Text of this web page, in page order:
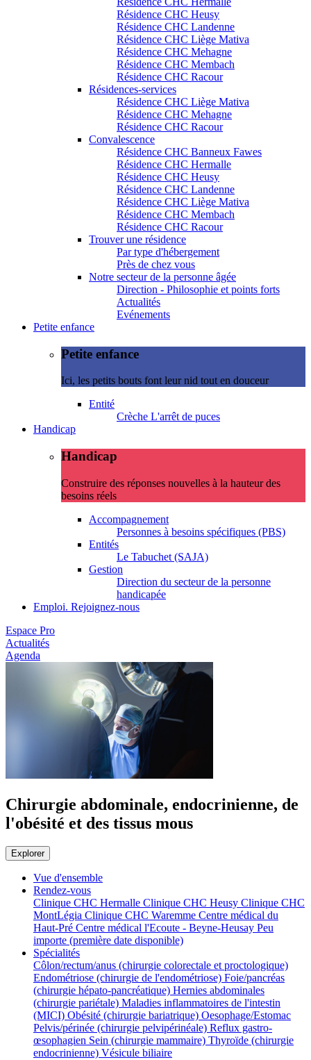
Résidence CHC Heusy
Résidence CHC Landenne
Résidence CHC Liège Mativa
Résidence CHC Mehagne
Résidence CHC Membach
Résidence CHC Racour
Résidences-services
Résidence CHC Liège Mativa
Résidence CHC Mehagne
Résidence CHC Racour
Convalescence
Résidence CHC Banneux Fawes
Résidence CHC Hermalle
Résidence CHC Heusy
Résidence CHC Landenne
Résidence CHC Liège Mativa
Résidence CHC Membach
Résidence CHC Racour
Trouver une résidence
Par type d'hébergement
Près de chez vous
Notre secteur de la personne âgée
Direction - Philosophie et points forts
Actualités
Evénements
Petite enfance
Petite enfance
Ici, les petits bouts font leur nid tout en douceur
Entité
Crèche L'arrêt de puces
Handicap
Handicap
Construire des réponses nouvelles à la hauteur des
besoins réels
Accompagnement
Personnes à besoins spécifiques (PBS)
Entités
Le Tabuchet (SAJA)
Gestion
Direction du secteur de la personne
handicapée
Emploi. Rejoignez-nous
Espace Pro
Actualités
Agenda
Chirurgie abdominale, endocrinienne, de
l'obésité et des tissus mous
Explorer
Vue d'ensemble
Rendez-vous
Clinique CHC Hermalle Clinique CHC Heusy Clinique CHC
MontLégia Clinique CHC Waremme Centre médical du
Haut-Pré Centre médical l'Ecoute - Beyne-Heusay Peu
importe (première date disponible)
Spécialités
Côlon/rectum/anus (chirurgie colorectale et proctologique)
Endométriose (chirurgie de l'endométriose) Foie/pancréas
(chirurgie hépato-pancréatique) Hernies abdominales
(chirurgie pariétale) Maladies inflammatoires de l'intestin
(MICI) Obésité (chirurgie bariatrique) Oesophage/Estomac
Pelvis/périnée (chirurgie pelvipérinéale) Reflux gastro-
œsophagien Sein (chirurgie mammaire) Thyroïde (chirurgie
endocrinienne) Vésicule biliaire